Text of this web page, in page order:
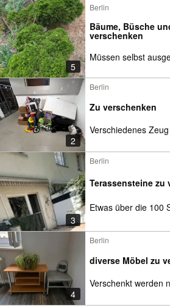
5
Berlin
Bäume, Büsche
verschenken
Müssen selbst
2
Berlin
Zu verschenken
Verschiedenes
3
Berlin
Terassensteine zu
Etwas über die 100
4
Berlin
diverse Möbel zu
Verschenkt werden